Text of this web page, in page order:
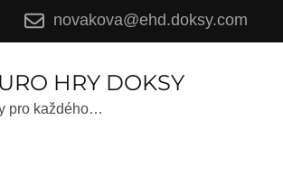
novakova@ehd.doksy.com
HRY DOKSY
pro každého…